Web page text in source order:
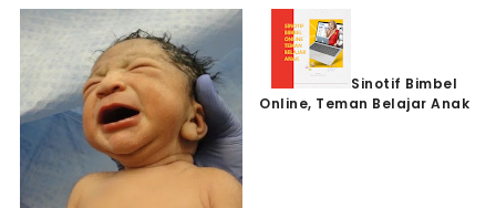
Sinotif Bimbel
Online, Teman Belajar Anak